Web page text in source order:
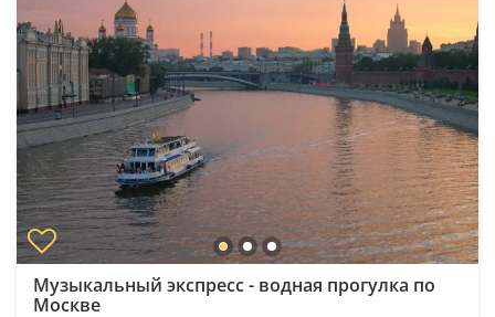
Музыкальный экспресс - водная прогулка по
Москве